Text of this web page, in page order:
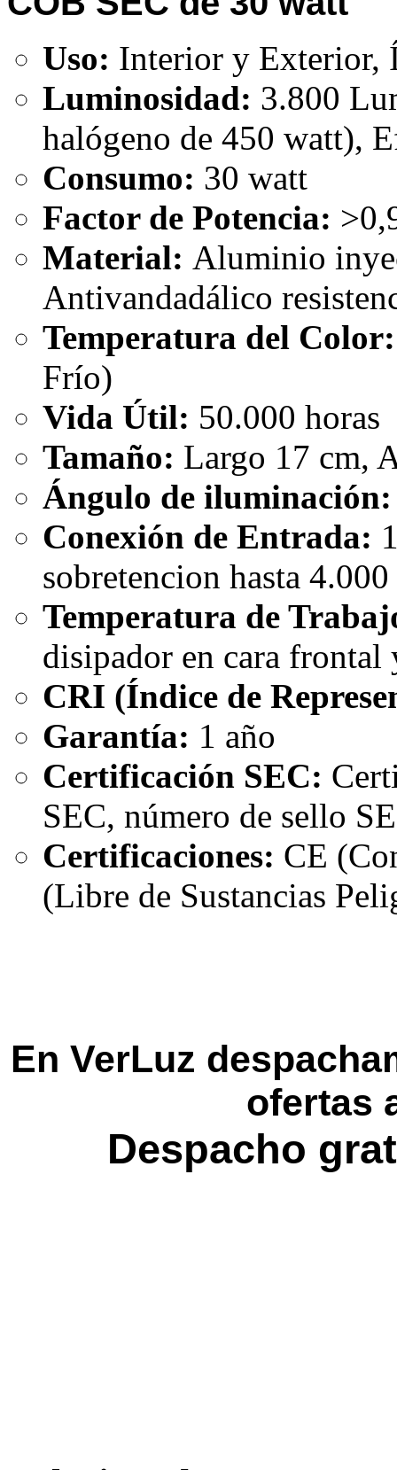
Uso: Interior y Exterior,
Luminosidad: 3.800
halógeno de 450 watt),
Consumo: 30 watt
Factor de Potencia:
Material: Aluminio
Antivandadálico
Temperatura del Color:
Frío)
Vida Útil: 50.000 horas
Tamaño: Largo 17 cm,
Ángulo de iluminación:
Conexión de Entrada:
sobretencion hasta
Temperatura de
disipador en cara frontal
CRI (Índice de
Garantía: 1 año
Certificación SEC:
SEC, número de sello
Certificaciones: CE
(Libre de Sustancias
En VerLuz
ofertas
Despacho